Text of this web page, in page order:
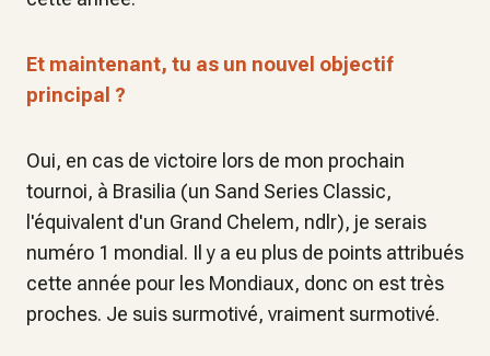
Et maintenant, tu as un nouvel objectif
principal ?
Oui, en cas de victoire lors de mon prochain
tournoi, à Brasilia (un Sand Series Classic,
l'équivalent d'un Grand Chelem, ndlr), je serais
numéro 1 mondial. Il y a eu plus de points attribués
cette année pour les Mondiaux, donc on est très
proches. Je suis surmotivé, vraiment surmotivé.